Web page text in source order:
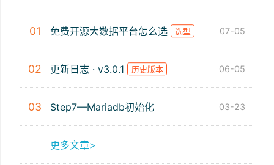
01 免费开源大数据平台怎么选 选型 07-05
02 更新日志 · v3.0.1 历史版本 06-05
03 Step7—Mariadb初始化 03-23
更多文章>